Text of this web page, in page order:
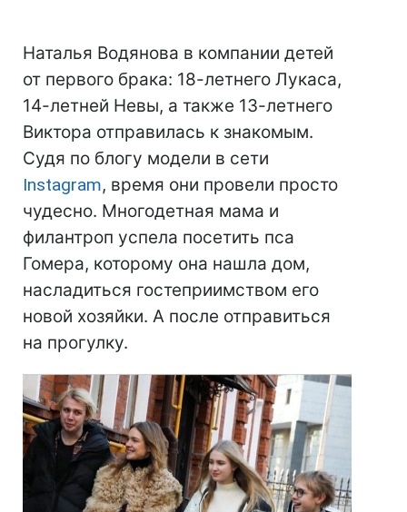
Наталья Водянова в компании детей
от первого брака: 18-летнего Лукаса,
14-летней Невы, а также 13-летнего
Виктора отправилась к знакомым.
Судя по блогу модели в сети
Instagram, время они провели просто
чудесно. Многодетная мама и
филантроп успела посетить пса
Гомера, которому она нашла дом,
насладиться гостеприимством его
новой хозяйки. А после отправиться
на прогулку.